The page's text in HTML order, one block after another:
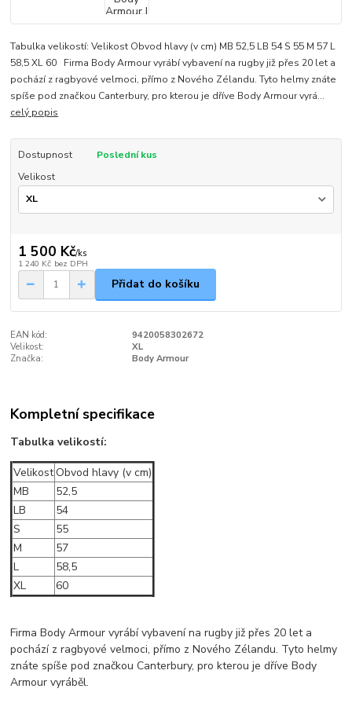
Tabulka velikostí: Velikost Obvod hlavy (v cm) MB 52,5 LB 54 S 55 M 57 L
58,5 XL 60 Firma Body Armour vyrábí vybavení na rugby již přes 20 let a
pochází z ragbyové velmoci, přímo z Nového Zélandu. Tyto helmy znáte
spíše pod značkou Canterbury, pro kterou je dříve Body Armour vyrá...
celý popis
Dostupnost
Poslední kus
Velikost
1 500 Kč/ks
1 240 Kč bez DPH
Přidat do košíku
EAN kód:
9420058302672
Velikost:
XL
Značka:
Body Armour
Kompletní specifikace
Tabulka velikostí:
VelikostObvod hlavy (v cm)
MB
52,5
LB
54
S
55
M
57
L
58,5
XL
60
Firma Body Armour vyrábí vybavení na rugby již přes 20 let a
pochází z ragbyové velmoci, přímo z Nového Zélandu. Tyto helmy
znáte spíše pod značkou Canterbury, pro kterou je dříve Body
Armour vyráběl.